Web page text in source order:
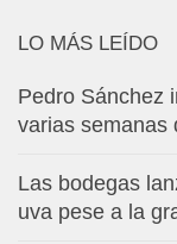
LO MÁS LEÍDO
Pedro Sánchez
varias semanas
Las bodegas
uva pese a la